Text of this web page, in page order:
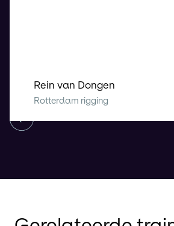
Rein van Dongen
Rotterdam rigging